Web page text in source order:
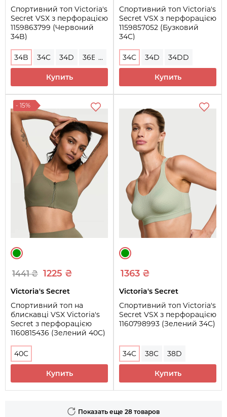
Спортивний топ Victoria's
Secret VSX з перфорацією
1159863799 (Червоний
34B)
34B 34C 34D
36B
36D 36DD
38D
38DD
...
Купить
Спортивний топ Victoria's
Secret VSX з перфорацією
1159857052 (Бузковий
34C)
34C 34D 34DD
Купить
- 15%
1441 ₴ 1225 ₴
Victoria's Secret
Спортивний топ на
блискавці VSX Victoria's
Secret з перфорацією
1160815436 (Зелений 40C)
40C
Купить
1363 ₴
Victoria's Secret
Спортивний топ Victoria's
Secret VSX з перфорацією
1160798993 (Зелений 34C)
34C 38C 38D
Купить
Показать еще 28 товаров